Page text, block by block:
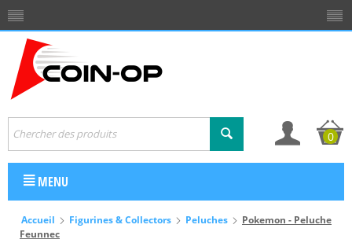
0
MENU
Accueil Figurines & Collectors Peluches
Pokemon - Peluche
Feunnec